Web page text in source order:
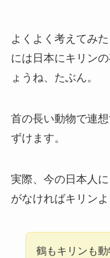
よくよく考えてみ
には日本にキリン
ょうね、たぶん。
首の長い動物で連
ずけます。
実際、今の日本人
がなければキリン
鶴もキリンも